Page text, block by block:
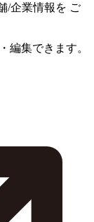
/企業情報を ご
編集できます。